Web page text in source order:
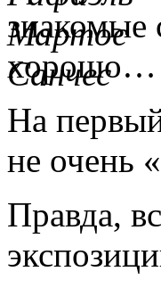
знакомые
хорошо…
На
не очень
Правда,